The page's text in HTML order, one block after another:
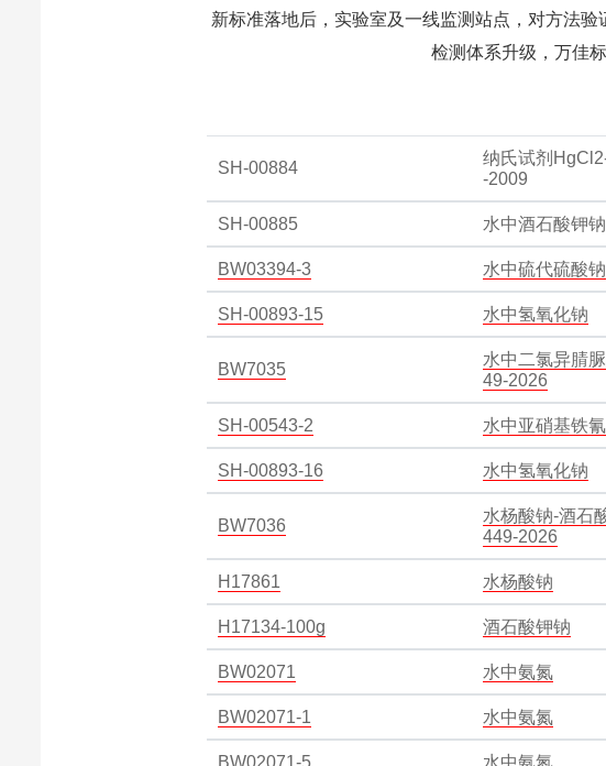
新标准落地后，实验室及一线监测站点，对方法
检测体系升级，万佳
SH-00884
纳氏试剂
-2009
SH-00885 水中酒石酸钾钠
BW03394-3 水中硫代硫酸钠
SH-00893-15 水中氢氧化钠
BW7035
水中二氯异腈
49-2026
SH-00543-2 水中亚硝基铁
SH-00893-16 水中氢氧化钠
BW7036
水杨酸钠-酒石
449-2026
H17861 水杨酸钠
H17134-100g 酒石酸钾钠
BW02071 水中氨氮
BW02071-1 水中氨氮
BW02071-5 水中氨氮